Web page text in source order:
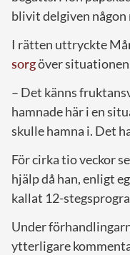
blivit delgiven någon
I rätten uttryckte
sorgöver
– Det känns
hamnade här i en
skulle hamna i. Det
För cirka tio veckor
hjälp då han, enligt
kallat 12-
Under
ytterligare